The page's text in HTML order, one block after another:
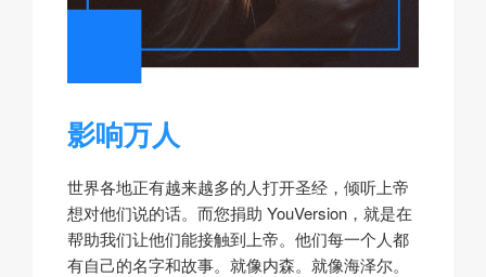
影响万人
世界各地正有越来越多的人打开圣经，倾听上帝
想对他们说的话。而您捐助 YouVersion，就是在
帮助我们让他们能接触到上帝。他们每一个人都
有自己的名字和故事。就像内森。就像海泽尔。